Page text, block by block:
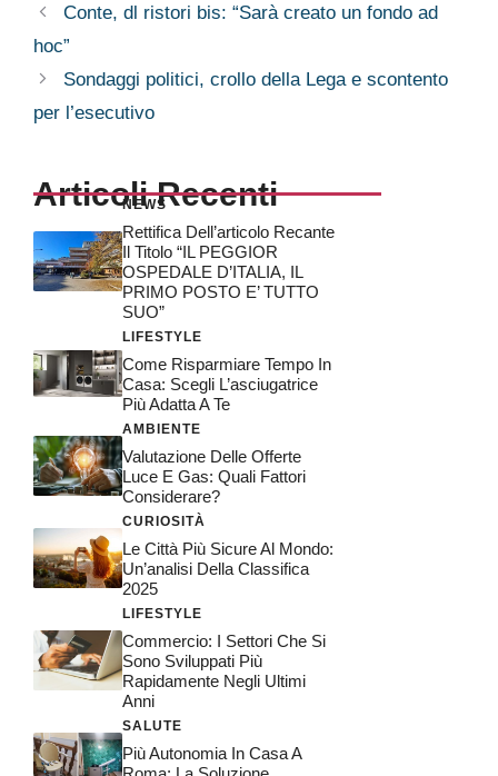
Conte, dl ristori bis: “Sarà creato un fondo ad
hoc”
Sondaggi politici, crollo della Lega e scontento
per l’esecutivo
Articoli Recenti
NEWS
Rettifica Dell’articolo Recante
Il Titolo “IL PEGGIOR
OSPEDALE D’ITALIA, IL
PRIMO POSTO E’ TUTTO
SUO”
LIFESTYLE
Come Risparmiare Tempo In
Casa: Scegli L’asciugatrice
Più Adatta A Te
AMBIENTE
Valutazione Delle Offerte
Luce E Gas: Quali Fattori
Considerare?
CURIOSITÀ
Le Città Più Sicure Al Mondo:
Un’analisi Della Classifica
2025
LIFESTYLE
Commercio: I Settori Che Si
Sono Sviluppati Più
Rapidamente Negli Ultimi
Anni
SALUTE
Più Autonomia In Casa A